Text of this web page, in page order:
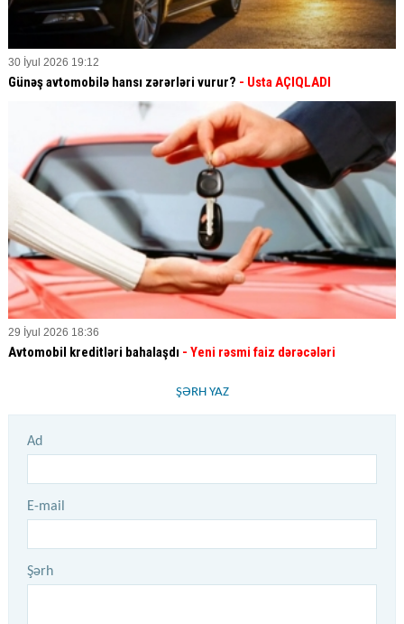
30 İyul 2026 19:12
Günəş avtomobilə hansı zərərləri vurur? - Usta AÇIQLADI
29 İyul 2026 18:36
Avtomobil kreditləri bahalaşdı - Yeni rəsmi faiz dərəcələri
ŞƏRH YAZ
Ad
E-mail
Şərh